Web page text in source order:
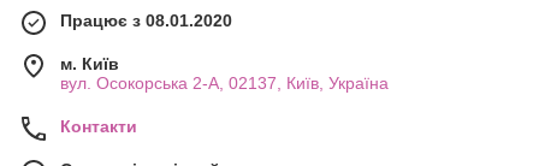
максимально ефективно та безпечно.
для вашої конкретної процедури. Довіртеся нашим
продуктам, щоб забезпечити високий рівень професіоналізму
насолоджуйтесь якісними інструментами для вашої
косметологічної практики!
Працює з 08.01.2020
м. Київ
вул. Осокорська 2-А, 02137, Київ, Україна
Контакти